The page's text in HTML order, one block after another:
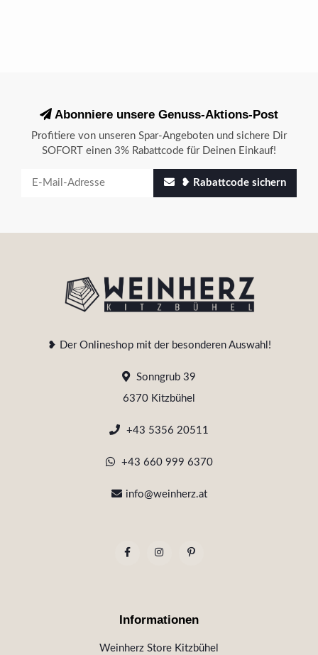
Abonniere unsere Genuss-Aktions-Post
Profitiere von unseren Spar-Angeboten und sichere Dir
SOFORT einen 3% Rabattcode für Deinen Einkauf!
❥ Rabattcode sichern
❥ Der Onlineshop mit der besonderen Auswahl!
Sonngrub 39
6370 Kitzbühel
+43 5356 20511
+43 660 999 6370
info@weinherz.at
Informationen
Weinherz Store Kitzbühel